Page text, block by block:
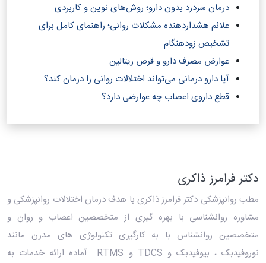
درمان سردرد بدون دارو؛ روش‌های نوین و کاربردی
علائم هشداردهنده مشکلات روانی؛ راهنمای کامل برای
تشخیص زودهنگام
عوارض مصرف دارو و قرص ریتالین
آیا دارو درمانی می‌تواند اختلالات روانی را درمان کند؟‎
قطع داروی اعصاب چه عوارضی دارد؟
دکتر فرامرز ذاکری
مطب روانپزشکی دکتر فرامرز ذاکری با هدف درمان اختلالات روانپزشکی و
مشاوره روانشناسی با بهره گیری از متخصصین اعصاب و روان و
متخصصین روانشناس با به کارگیری تکنولوژی های مدرن مانند
نوروفیدبک ، بیوفیدبک و TDCS و RTMS آماده ارائه خدمات به